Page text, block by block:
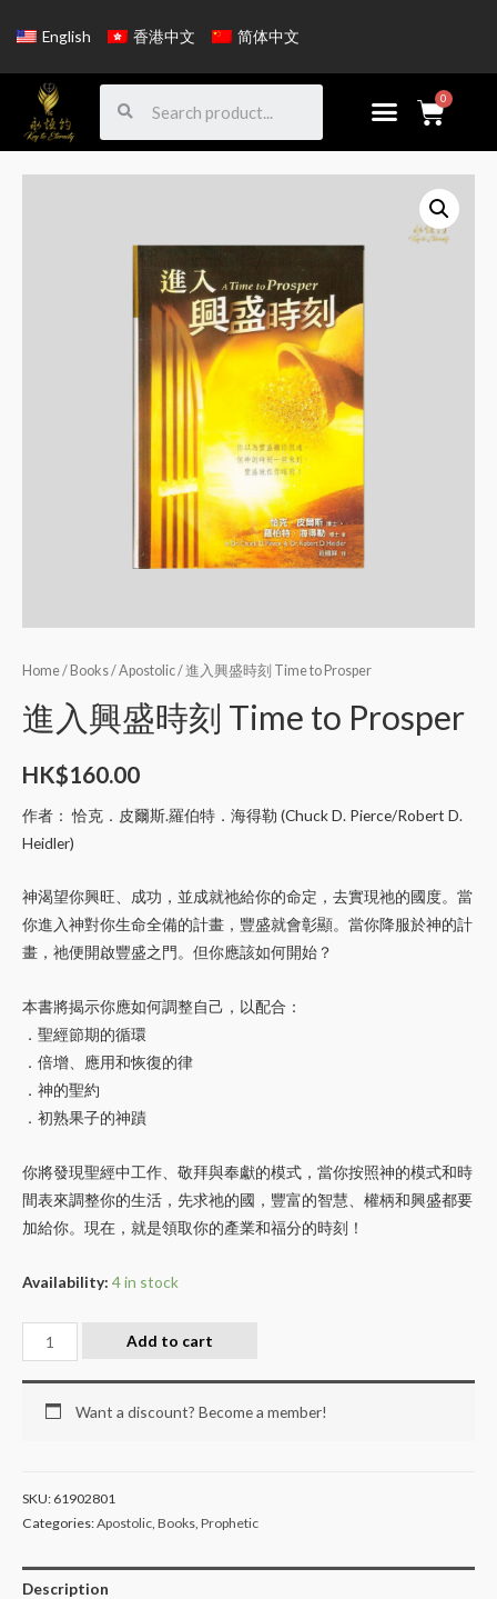
English 香港中文 简体中文
Home/ Books/Apostolic/ 進入興盛時刻 Time to Prosper
進入興盛時刻 Time to Prosper
HK$160.00
作者： 恰克．皮爾斯.羅伯特．海得勒 (Chuck D. Pierce/Robert D.
Heidler)
神渴望你興旺、成功，並成就祂給你的命定，去實現祂的國度。當
你進入神對你生命全備的計畫，豐盛就會彰顯。當你降服於神的計
畫，祂便開啟豐盛之門。但你應該如何開始？
本書將揭示你應如何調整自己，以配合：
．聖經節期的循環
．倍增、應用和恢復的律
．神的聖約
．初熟果子的神蹟
你將發現聖經中工作、敬拜與奉獻的模式，當你按照神的模式和時
間表來調整你的生活，先求祂的國，豐富的智慧、權柄和興盛都要
加給你。現在，就是領取你的產業和福分的時刻！
Availability: 4 in stock
Add to cart
Want a discount? Become a member!
SKU: 61902801
Categories:Apostolic Books Prophetic
Description